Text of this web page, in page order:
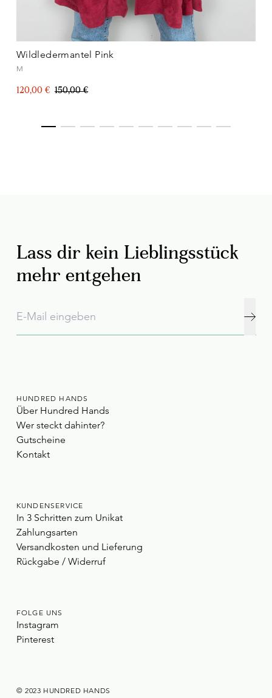
Wildledermantel Pink
M
120,00 € 150,00 €
HUNDRED HANDS
Über Hundred Hands
Wer steckt dahinter?
Gutscheine
Kontakt
KUNDENSERVICE
In 3 Schritten zum Unikat
Zahlungsarten
Versandkosten und Lieferung
Rückgabe / Widerruf
FOLGE UNS
Instagram
Pinterest
Lass dir kein Lieblingsstück
mehr entgehen
© 2023 HUNDRED HANDS